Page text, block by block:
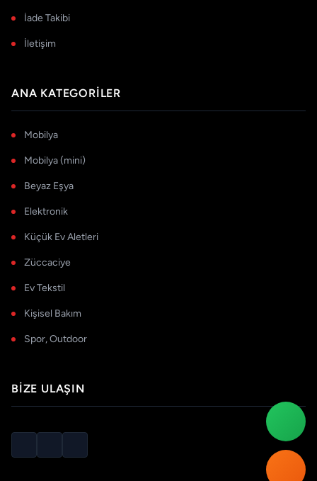
İade Takibi
İletişim
ANA KATEGORILER
Mobilya
Mobilya (mini)
Beyaz Eşya
Elektronik
Küçük Ev Aletleri
Züccaciye
Ev Tekstil
Kişisel Bakım
Spor, Outdoor
BIZE ULAŞIN